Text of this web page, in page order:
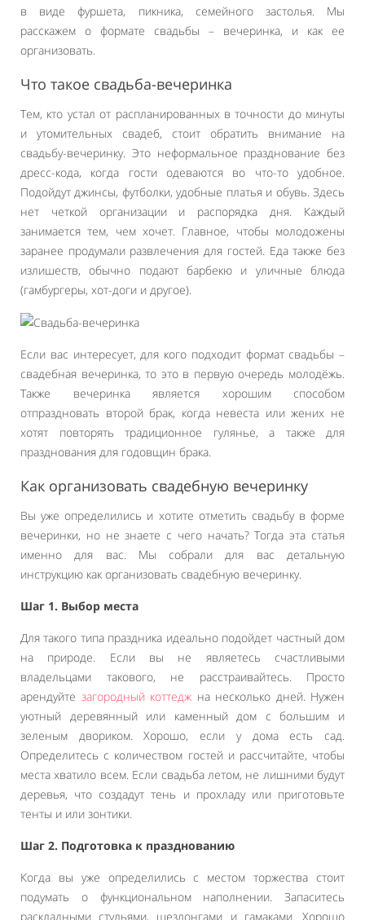
в виде фуршета, пикника, семейного застолья. Мы
расскажем о формате свадьбы – вечеринка, и как ее
организовать.
Что такое свадьба-вечеринка
Тем, кто устал от распланированных в точности до минуты
и утомительных свадеб, стоит обратить внимание на
свадьбу-вечеринку. Это неформальное празднование без
дресс-кода, когда гости одеваются во что-то удобное.
Подойдут джинсы, футболки, удобные платья и обувь. Здесь
нет четкой организации и распорядка дня. Каждый
занимается тем, чем хочет. Главное, чтобы молодожены
заранее продумали развлечения для гостей. Еда также без
излишеств, обычно подают барбекю и уличные блюда
(гамбургеры, хот-доги и другое).
Если вас интересует, для кого подходит формат свадьбы –
свадебная вечеринка, то это в первую очередь молодёжь.
Также вечеринка является хорошим способом
отпраздновать второй брак, когда невеста или жених не
хотят повторять традиционное гулянье, а также для
празднования для годовщин брака.
Как организовать свадебную вечеринку
Вы уже определились и хотите отметить свадьбу в форме
вечеринки, но не знаете с чего начать? Тогда эта статья
именно для вас. Мы собрали для вас детальную
инструкцию как организовать свадебную вечеринку.
Шаг 1. Выбор места
Для такого типа праздника идеально подойдет частный дом
на природе. Если вы не являетесь счастливыми
владельцами такового, не расстраивайтесь. Просто
арендуйте загородный коттедж на несколько дней. Нужен
уютный деревянный или каменный дом с большим и
зеленым двориком. Хорошо, если у дома есть сад.
Определитесь с количеством гостей и рассчитайте, чтобы
места хватило всем. Если свадьба летом, не лишними будут
деревья, что создадут тень и прохладу или приготовьте
тенты и или зонтики.
Шаг 2. Подготовка к празднованию
Когда вы уже определились с местом торжества стоит
подумать о функциональном наполнении. Запаситесь
раскладными стульями, шезлонгами и гамаками. Хорошо